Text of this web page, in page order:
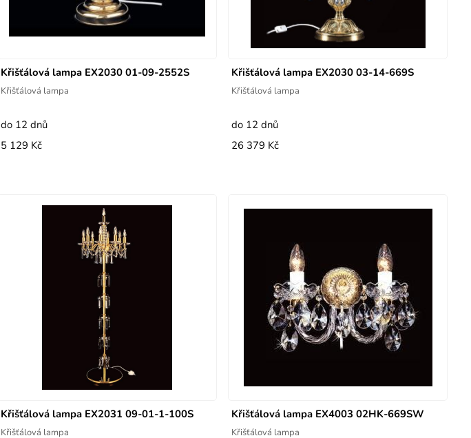
Křišťálová lampa EX2030 01-09-2552S
Křišťálová lampa
do 12 dnů
5 129 Kč
Křišťálová lampa EX2030 03-14-669S
Křišťálová lampa
do 12 dnů
26 379 Kč
Křišťálová lampa EX2031 09-01-1-100S
Křišťálová lampa
Křišťálová lampa EX4003 02HK-669SW
Křišťálová lampa